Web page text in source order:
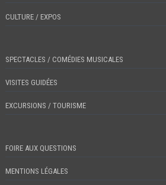
CULTURE / EXPOS
SPECTACLES / COMÉDIES MUSICALES
VISITES GUIDÉES
EXCURSIONS / TOURISME
FOIRE AUX QUESTIONS
MENTIONS LÉGALES